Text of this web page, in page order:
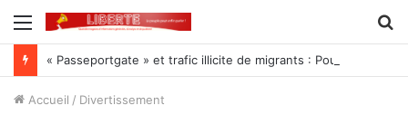
Menu
Accueil / Divertissement